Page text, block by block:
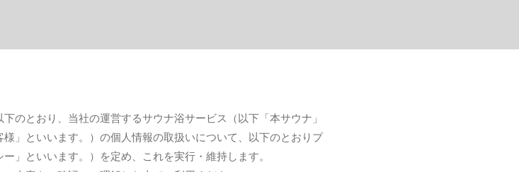
のとおり、当社の運営するサウナ浴サービス（以下「本サウナ」
」といいます。）の個人情報の取扱いについて、以下のとおりプ
」といいます。）を定め、これを実行・維持します。